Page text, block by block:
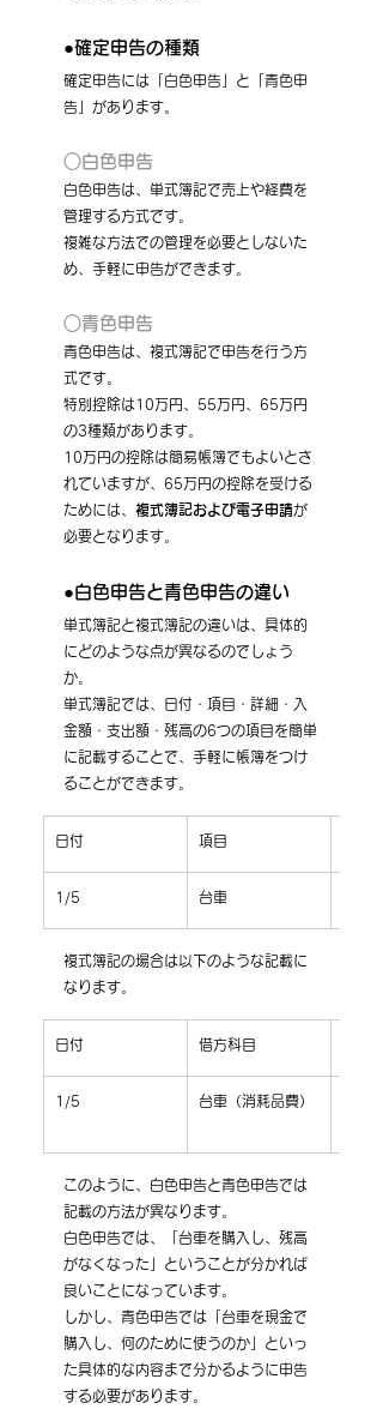
●確定申告の種類
確定申告には「白色申告」と「青色申
告」があります。
○白色申告
白色申告は、単式簿記で売上や経費を
管理する方式です。
複雑な方法での管理を必要としないた
め、手軽に申告ができます。
○青色申告
青色申告は、複式簿記で申告を行う方
式です。
特別控除は10万円、55万円、65万円
の3種類があります。
10万円の控除は簡易帳簿でもよいとさ
れていますが、65万円の控除を受ける
ためには、 複式簿記および電子申請が
必要となります。
●白色申告と青色申告の違い
単式簿記と複式簿記の違いは、具体的
にどのような点が異なるのでしょう
か。
単式簿記では、日付・項目・詳細・入
金額・支出額・残高の6つの項目を簡単
に記載することで、手軽に帳簿をつけ
ることができます。
​日付 ​項目
​1/5 ​台車
複式簿記の場合は以下のような記載に
なります。
​日付 ​借方科目
1/5 ​台車（消耗品費）
このように、白色申告と青色申告では
記載の方法が異なります。
白色申告では、「台車を購入し、残高
がなくなった」ということが分かれば
良いことになっています。
しかし、青色申告では「台車を現金で
購入し、何のために使うのか」といっ
た具体的な内容まで分かるように申告
する必要があります。